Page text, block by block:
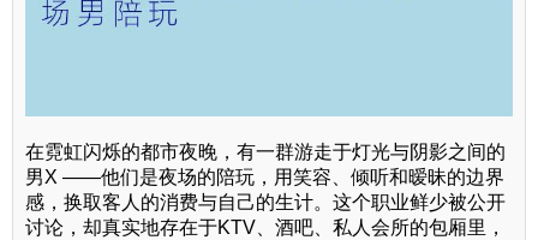
在霓虹闪烁的都市夜晚，有一群游走于灯光与阴影之间的
男X ——他们是夜场的陪玩，用笑容、倾听和暧昧的边界
感，换取客人的消费与自己的生计。这个职业鲜少被公开
讨论，却真实地存在于KTV、酒吧、私人会所的包厢里，